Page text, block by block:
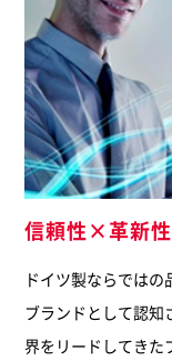
信頼性×革新性
ドイツ製ならでは
ブランドとして認知
界をリードしてきた